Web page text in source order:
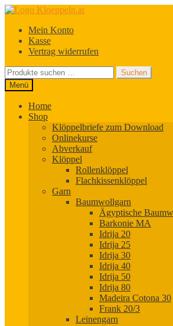
Zur
springen
Zum
springenMein Konto
Kasse
Vertrag widerrufen
Suchen
nach:
Suchen
Menü
Home
Shop
Klöppelbriefe zum Download
Onlinekurse
Abverkauf
Klöppel
Rollenklöppel
Flachkissenklöppel
Garn
Baumwollgarn
Ägyptische
Barkonie MA
Idrija 20
Idrija 25
Idrija 30
Idrija 40
Idrija 50
Idrija 80
Madeira Cotona 30
Frank 20/3
Leinengarn